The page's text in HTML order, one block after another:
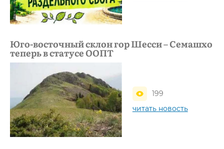
Юго-восточный склон гор Шесси – Семашхо
теперь в статусе ООПТ
199
читать новость